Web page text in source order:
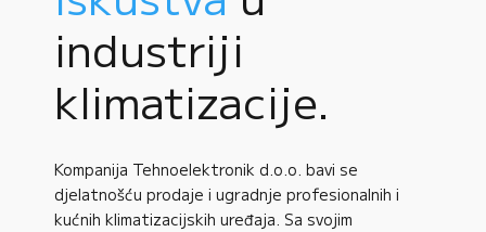
industriji
klimatizacije.
Kompanija Tehnoelektronik d.o.o. bavi se
djelatnošću prodaje i ugradnje profesionalnih i
kućnih klimatizacijskih uređaja. Sa svojim